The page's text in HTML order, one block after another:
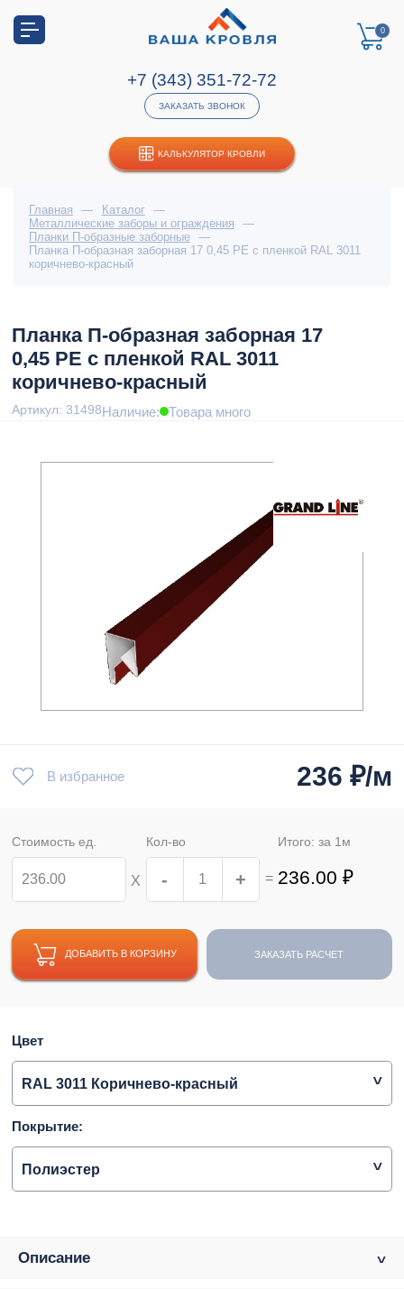
КАЛЬКУЛЯТОР КРОВЛИ
0
+7 (343) 351-72-72
ЗАКАЗАТЬ ЗВОНОК
Главная — Каталог
—
Металлические заборы и ограждения
—
Планки П-образные заборные
—
Планка П-образная заборная 17 0,45 PE с пленкой RAL 3011
коричнево-красный
Планка П-образная заборная 17
0,45 PE с пленкой RAL 3011
коричнево-красный
Артикул: 31498Наличие: Товара много
В избранное 236 ₽/м
Стоимость ед.
Х
Кол-во
- + =
Итого: за 1 м
236.00 ₽
ДОБАВИТЬ В КОРЗИНУ ЗАКАЗАТЬ РАСЧЕТ
Цвет
RAL 3011 Коричнево-красный
Покрытие:
Полиэстер
Описание